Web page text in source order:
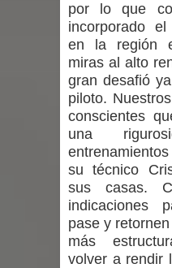
con
Colegio El
proceso
por lo que
incorporado
en la región
miras al alto
gran desafió
piloto.
conscientes
una
su técnico
sus casas.
indicaciones
pase y
más
volver a rendir